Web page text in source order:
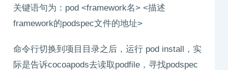
关键语句为：pod <framework名> <描述
framework的podspec文件的地址>
命令行切换到项目目录之后，运行 pod install，实
际是告诉cocoapods去读取podfile，寻找podspec